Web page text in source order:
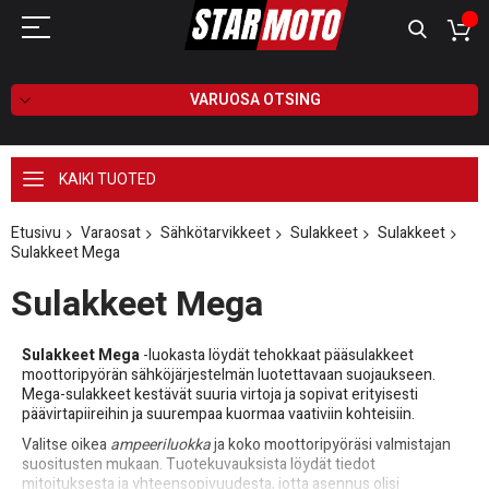
VARUOSA OTSING
KAIKI TUOTED
Etusivu Varaosat Sähkötarvikkeet Sulakkeet
Sulakkeet
Sulakkeet Mega
Sulakkeet Mega
Sulakkeet Mega-luokasta löydät tehokkaat pääsulakkeet
moottoripyörän sähköjärjestelmän luotettavaan suojaukseen.
Mega-sulakkeet kestävät suuria virtoja ja sopivat erityisesti
päävirtapiireihin ja suurempaa kuormaa vaativiin kohteisiin.
Valitse oikeaampeeriluokkaja koko moottoripyöräsi valmistajan
suositusten mukaan. Tuotekuvauksista löydät tiedot
mitoituksesta ja yhteensopivuudesta, jotta asennus olisi